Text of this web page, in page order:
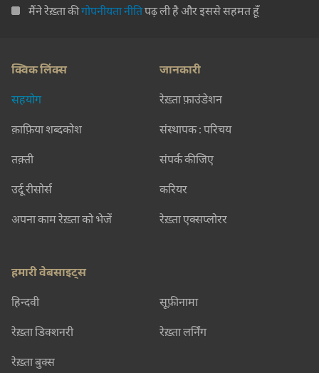
मैंने रेख़्ता कीगोपनीयता नीतिपढ़ ली है और इससे सहमत हूँ
क्विक लिंक्स
सहयोग
क़ाफ़िया शब्दकोश
तक़्ती
उर्दू रीसोर्स
अपना काम रेख़्ता को भेजें
जानकारी
रेख़्ता फ़ाउंडेशन
संस्थापक : परिचय
संपर्क कीजिए
करियर
रेख़्ता एक्सप्लोरर
हमारी वेबसाइट्स
हिन्दवी सूफ़ीनामा
रेख़्ता डिक्शनरी रेख़्ता लर्निंग
रेख़्ता बुक्स